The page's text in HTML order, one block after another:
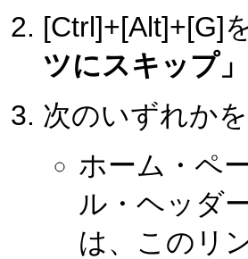
[Ctrl]+[Alt]+[G]
ツにスキップ」
次のいずれかを
ホーム・ペ
ル・ヘッダ
は、このリ